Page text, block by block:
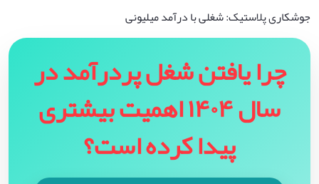
جوشکاری پلاستیک: شغلی با درآمد میلیونی
چرا یافتن شغل پردرآمد در
سال ۱۴۰۴ اهمیت بیشتری
پیدا کرده است؟